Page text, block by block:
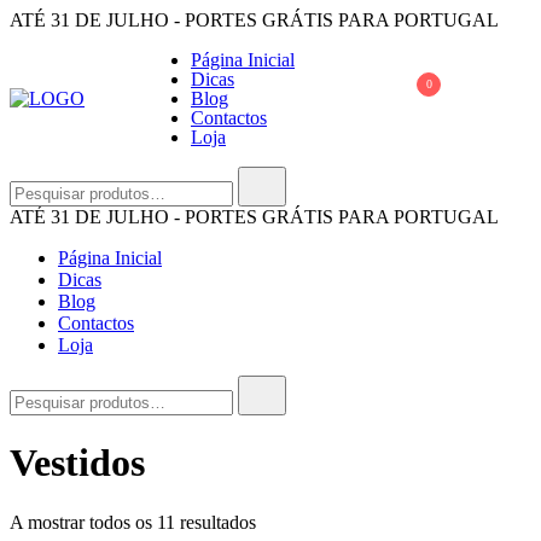
Saltar
conteúdo
ATÉ 31 DE JULHO - PORTES GRÁTIS PARA PORTUGAL
A Oui Kiki é uma marca 100% portuguesa e as peças são todos
Página Inicial
Dicas
Blog
Contactos
Loja
0
por:
ATÉ 31 DE JULHO - PORTES GRÁTIS PARA PORTUGAL
Página Inicial
Dicas
Blog
Contactos
Loja
por:
Vestidos
A mostrar todos os 11 resultadosOrdenado